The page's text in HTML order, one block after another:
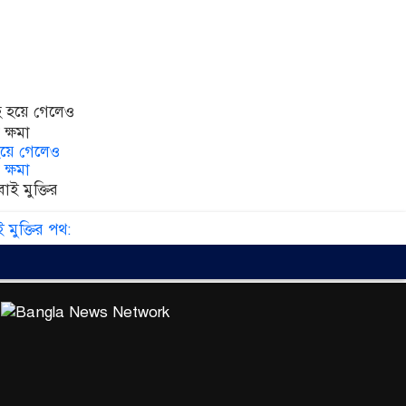
গেলেও
মুক্তির পথ: